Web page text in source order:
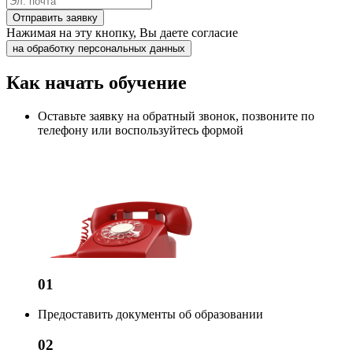
Отправить заявку
Нажимая на эту кнопку, Вы даете согласие
на обработку персональных данных
Как начать обучение
Оставьте заявку на обратный звонок, позвоните по
телефону или воспользуйтесь формой
01
Предоставить документы об образовании
02